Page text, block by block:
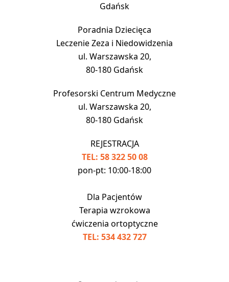
Gdańsk
Poradnia Dziecięca
Leczenie Zeza i Niedowidzenia
ul. Warszawska 20,
80-180 Gdańsk
Profesorski Centrum Medyczne
ul. Warszawska 20,
80-180 Gdańsk
REJESTRACJA
TEL: 58 322 50 08
pon-pt: 10:00-18:00
Dla Pacjentów
Terapia wzrokowa
ćwiczenia ortoptyczne
TEL: 534 432 727